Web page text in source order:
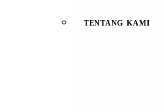
TENTANG KAMI